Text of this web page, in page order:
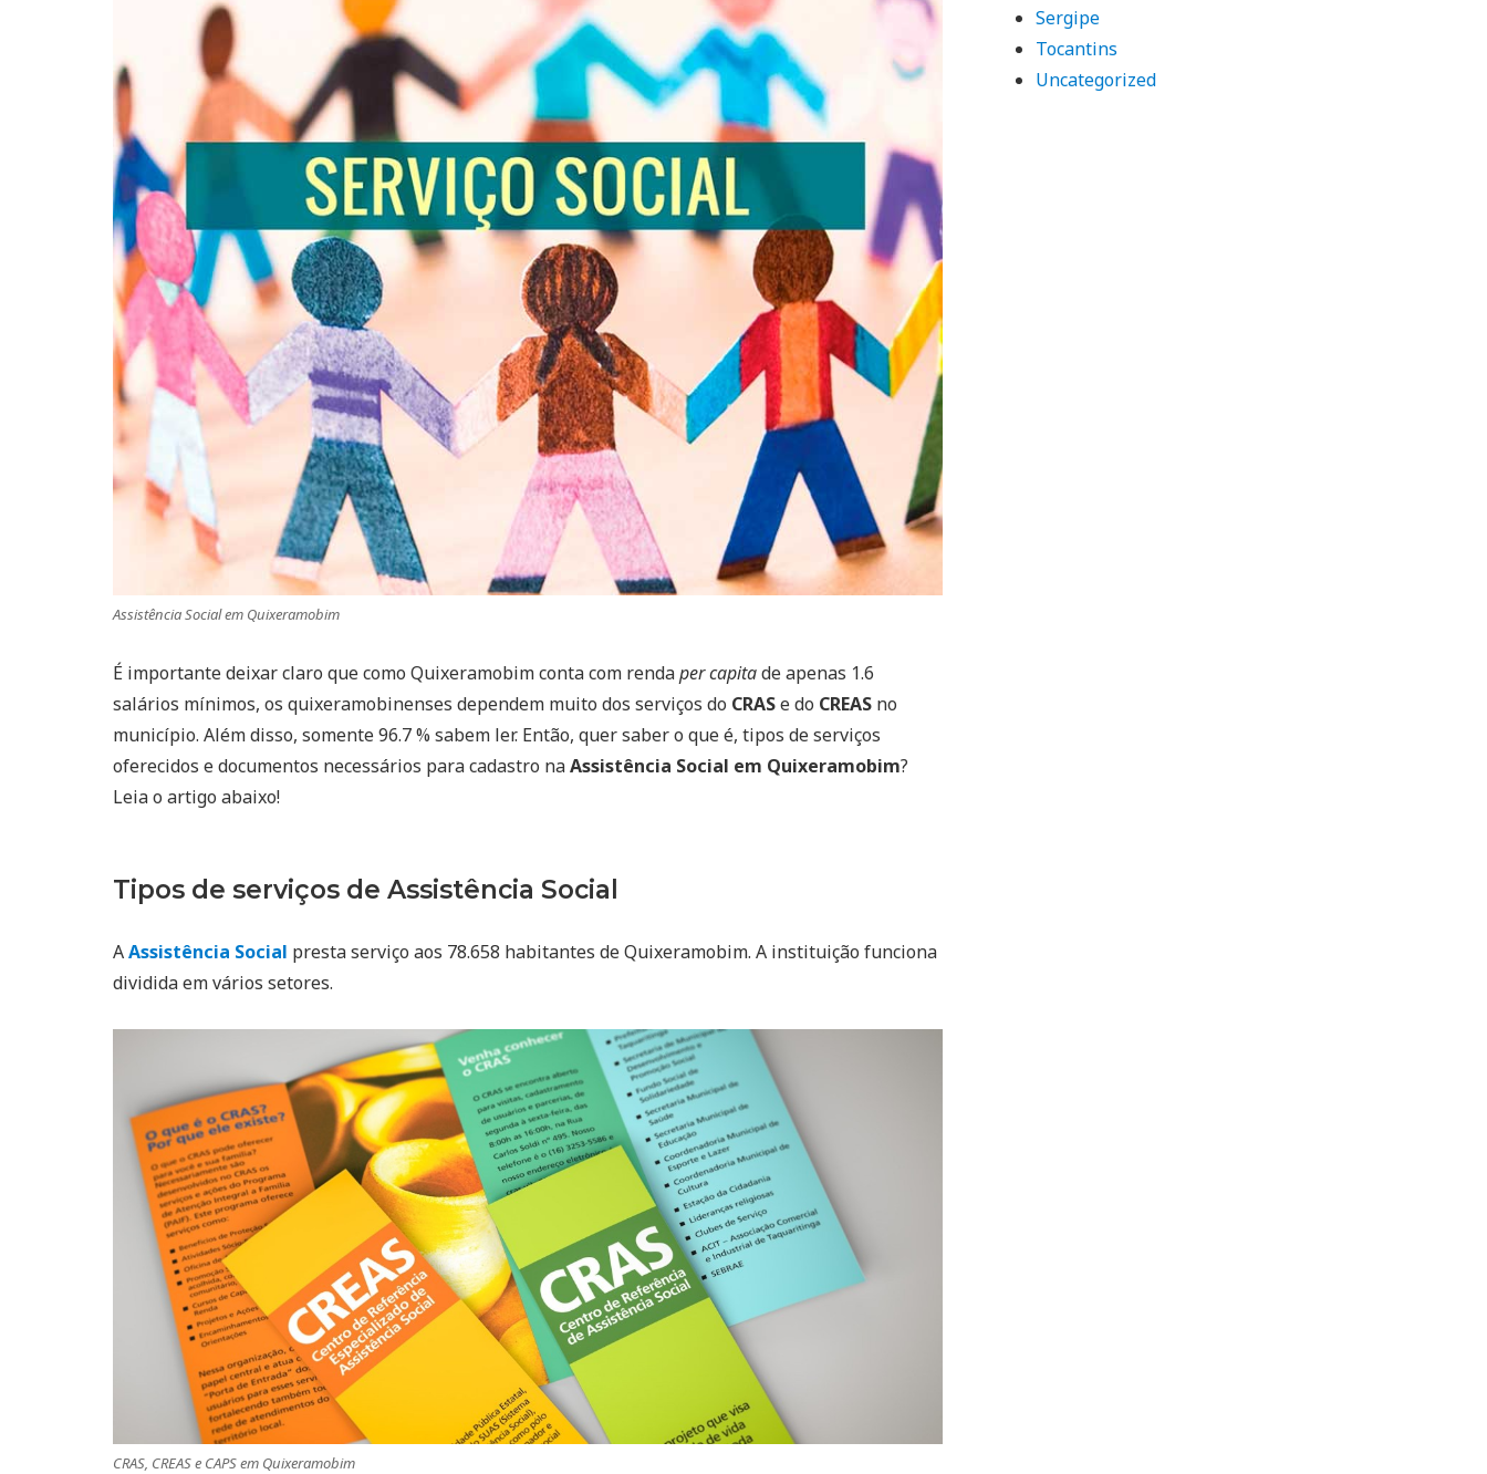
Assistência Social em Quixeramobim
É importante deixar claro que como Quixeramobim conta com rendaper capitade apenas 1.6
salários mínimos, os quixeramobinenses dependem muito dos serviços do CRASe do CREAS no
município. Além disso, somente 96.7 % sabem ler. Então, quer saber o que é, tipos de serviços
oferecidos e documentos necessários para cadastro naAssistência Social em Quixeramobim?
Leia o artigo abaixo!
Tipos de serviços de Assistência Social
AAssistência Social presta serviço aos 78.658 habitantes de Quixeramobim. A instituição funciona
dividida em vários setores.
CRAS, CREAS e CAPS em Quixeramobim
Sergipe
Tocantins
Uncategorized